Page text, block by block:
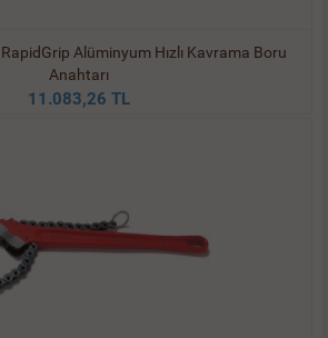
Alüminyum Hızlı Kavrama Boru
Anahtarı
11.083,26 TL